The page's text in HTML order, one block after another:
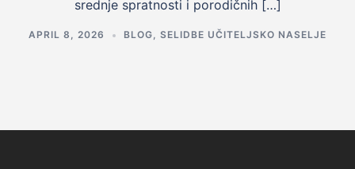
srednje spratnosti i porodičnih […]
APRIL 8, 2026 BLOG, SELIDBE UČITELJSKO NASELJE